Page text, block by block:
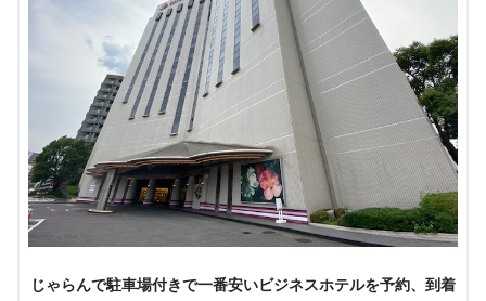
じゃらんで駐車場付きで一番安いビジネスホテルを予約、到着